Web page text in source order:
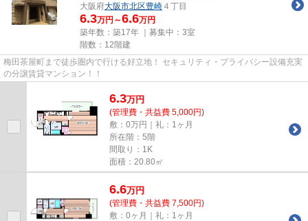
大阪府大阪市北区豊崎 ４丁目
6.3万円～6.6万円
築年数：築17年 ｜募集中： 3室
階数：12階建
梅田茶屋町まで徒歩圏内で行ける好立地！ セキュリティ・プライバシー設備充実
の分譲賃貸マンション！！
6.3万円
(管理費・共益費 5,000円)
敷：0万円｜礼：1ヶ月
所在階：5階
間取り：1K
面積：20.80㎡
6.6万円
(管理費・共益費 7,500円)
敷：0ヶ月｜礼：1ヶ月